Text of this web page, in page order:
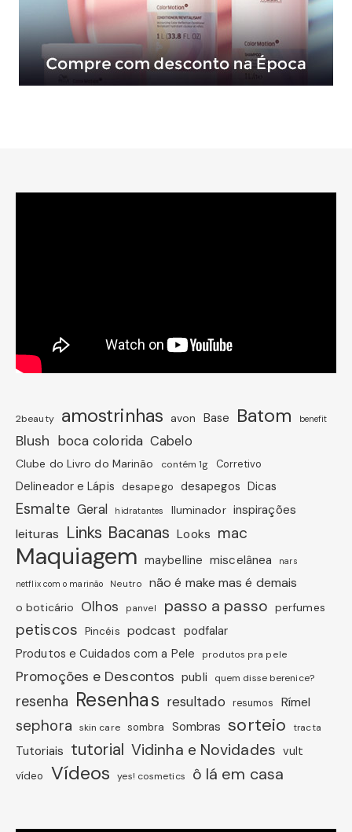
2beauty amostrinhas avon Base Batom benefit
Blush boca colorida Cabelo
Clube do Livro do Marinão contém 1g Corretivo
Delineador e Lápis desapego desapegos Dicas
Esmalte Geral hidratantes Iluminador inspirações
leituras Links Bacanas Looks mac
Maquiagem maybelline miscelânea nars
netflix com o marinão Neutro não é make mas é demais
o boticário Olhos panvel passo a passo perfumes
petiscos Pincéis podcast podfalar
Produtos e Cuidados com a Pele
produtos pra pele
Promoções e Descontos publi quem disse berenice?
resenha Resenhas resultado resumos Rímel
sephora skin care sombra Sombras sorteio tracta
Tutoriais tutorial Vidinha e Novidades vult
vídeo Vídeos yes! cosmetics ô lá em casa